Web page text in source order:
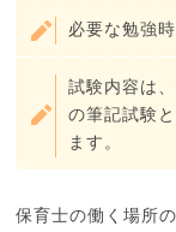
必要な勉強
試験内容は
の筆記試験
ます。
保育士の働く場所